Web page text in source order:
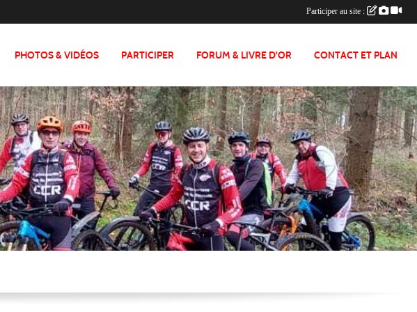
PHOTOS & VIDÉOS PARTICIPER FORUM & LIVRE D'OR CONTACT ET PLAN
Participer au site :